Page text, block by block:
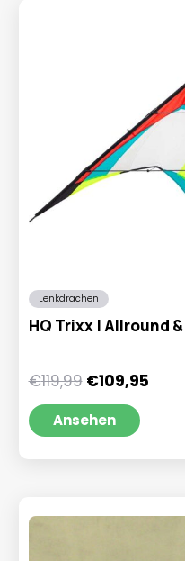
Lenkdrachen
HQ Trixx | Allround
€119,99
Preis
war:
€119,99
€109,95
Ansehen